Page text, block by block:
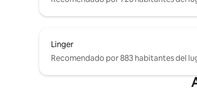
Linger
Recomendado por 883 habitantes del